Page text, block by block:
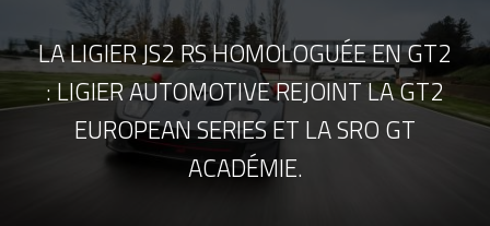
LA LIGIER JS2 RS HOMOLOGUÉE EN GT2
: LIGIER AUTOMOTIVE REJOINT LA GT2
EUROPEAN SERIES ET LA SRO GT
ACADÉMIE.